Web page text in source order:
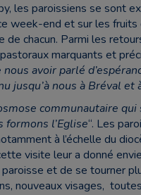
les paroissiens se sont
week-end et sur les
chacun. Parmi les
marquants et
avoir parlé
jusqu’à nous à Bréval et
communautaire
formons l’Eglise“. Les
à l’échelle du
visite leur a donné
et de se tourner
nouveaux visages,